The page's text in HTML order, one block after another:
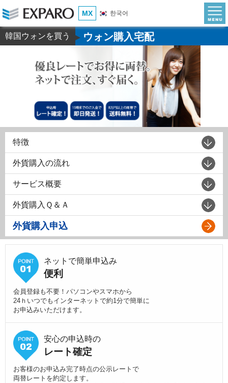
MX 한국어
韓国ウォンを買う ▶ウォン購入宅配
特徴
外貨購入の流れ
サービス概要
外貨購入Ｑ＆Ａ
外貨購入申込
ネットで簡単申込み
便利
会員登録も不要！パソコンやスマホから
24ｈいつでもインターネットで約1分で簡単に
お申込みいただけます。
安心の申込時の
レート確定
お客様のお申込み完了時点の公示レートで
両替レートを約定します。